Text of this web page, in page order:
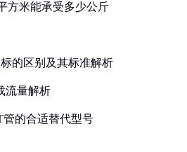
方米能承受多少公斤
的区别及其标准解析
流量解析
管的合适替代型号